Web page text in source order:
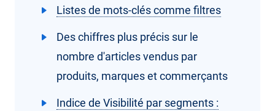
Listes de mots-clés comme filtres
Des chiffres plus précis sur le
nombre d'articles vendus par
produits, marques et commerçants
Indice de Visibilité par segments :